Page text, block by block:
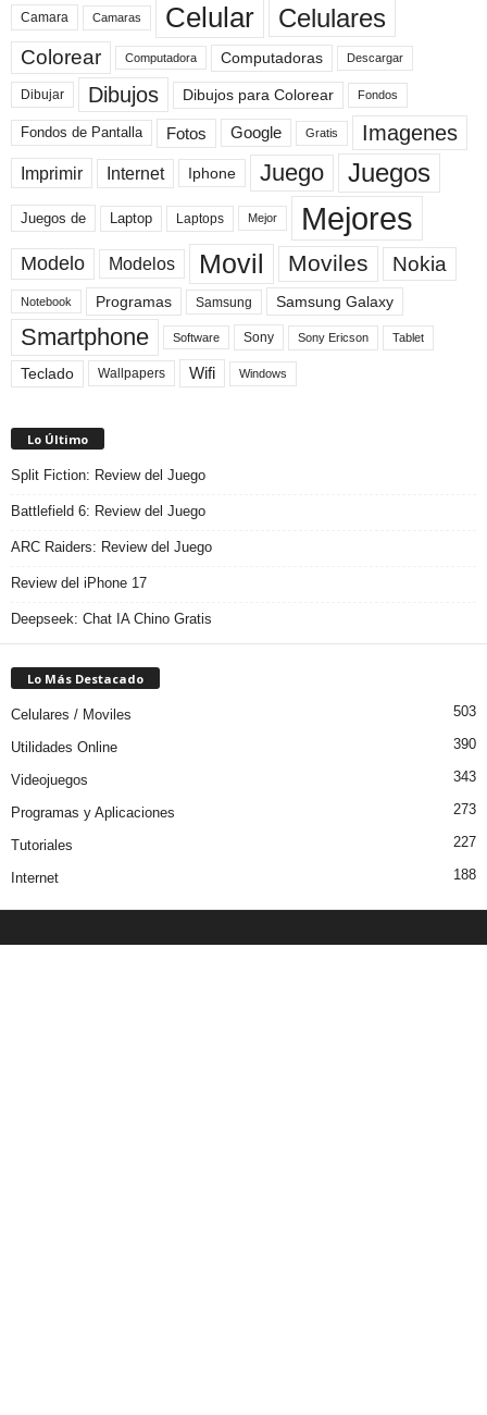
Camara Camaras Celular Celulares
Colorear Computadora Computadoras Descargar
Dibujar Dibujos Dibujos para Colorear Fondos
Fondos de Pantalla Fotos Google Gratis Imagenes
Imprimir Internet Iphone Juego Juegos
Juegos de Laptop Laptops Mejor Mejores
Modelo Modelos Movil Moviles Nokia
Notebook Programas Samsung Samsung Galaxy
Smartphone Software Sony Sony Ericson Tablet
Teclado Wallpapers Wifi Windows
Lo Último
Split Fiction: Review del Juego
Battlefield 6: Review del Juego
ARC Raiders: Review del Juego
Review del iPhone 17
Deepseek: Chat IA Chino Gratis
Lo Más Destacado
Celulares / Moviles 503
Utilidades Online 390
Videojuegos 343
Programas y Aplicaciones 273
Tutoriales 227
Internet 188